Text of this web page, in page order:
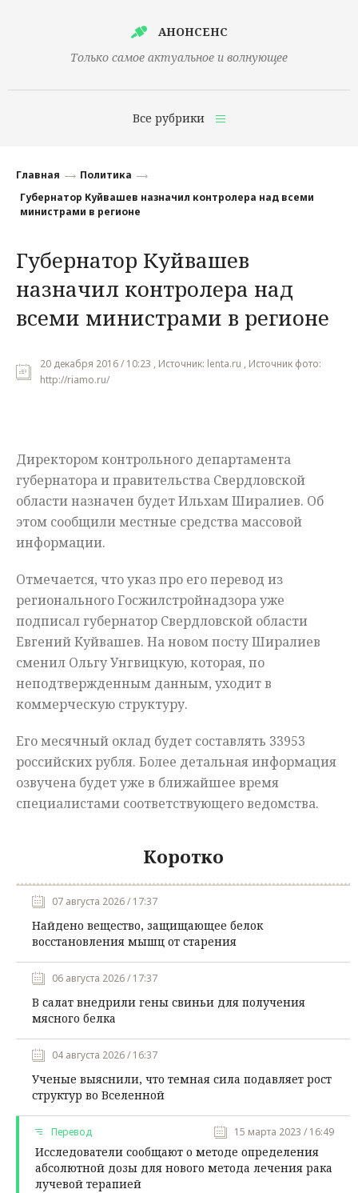
АНОНСЕНС
Только самое актуальное и волнующее
Все рубрики
Финансы
Наука
Культура
Общество
Мнения
Главная
Политика
Губернатор Куйвашев назначил контролера над всеми
министрами в регионе
Губернатор Куйвашев
назначил контролера над
всеми министрами в регионе
20 декабря 2016 / 10:23 , Источник: lenta.ru , Источник фото:
http://riamo.ru/
Директором контрольного департамента
губернатора и правительства Свердловской
области назначен будет Ильхам Ширалиев. Об
этом сообщили местные средства массовой
информации.
Отмечается, что указ про его перевод из
регионального Госжилстройнадзора уже
подписал губернатор Свердловской области
Евгений Куйвашев. На новом посту Ширалиев
сменил Ольгу Унгвицкую, которая, по
неподтвержденным данным, уходит в
коммерческую структуру.
Его месячный оклад будет составлять 33953
российских рубля. Более детальная информация
озвучена будет уже в ближайшее время
специалистами соответствующего ведомства.
Коротко
07 августа 2026 / 17:37
Найдено вещество, защищающее белок
восстановления мышц от старения
06 августа 2026 / 17:37
В салат внедрили гены свиньи для получения
мясного белка
04 августа 2026 / 16:37
Ученые выяснили, что темная сила подавляет рост
структур во Вселенной
Перевод 15 марта 2023 / 16:49
Исследователи сообщают о методе определения
абсолютной дозы для нового метода лечения рака
лучевой терапией